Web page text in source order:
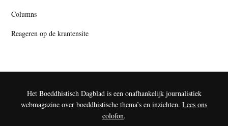
Columns
Reageren op de krantensite
Het Boeddhistisch Dagblad is een onafhankelijk journalistiek
webmagazine over boeddhistische thema’s en inzichten. Lees ons
colofon.